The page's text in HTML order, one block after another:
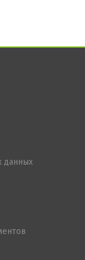
данных